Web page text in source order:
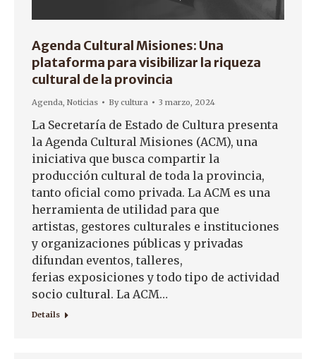
Agenda Cultural Misiones: Una
plataforma para visibilizar la riqueza
cultural de la provincia
Agenda, Noticias Bycultura 3 marzo, 2024
La Secretaría de Estado de Cultura presenta
la Agenda Cultural Misiones (ACM), una
iniciativa que busca compartir la
producción cultural de toda la provincia,
tanto oficial como privada. La ACM es una
herramienta de utilidad para que
artistas, gestores culturales e instituciones
y organizaciones públicas y privadas
difundan eventos, talleres,
ferias exposiciones y todo tipo de actividad
socio cultural. La ACM…
Details